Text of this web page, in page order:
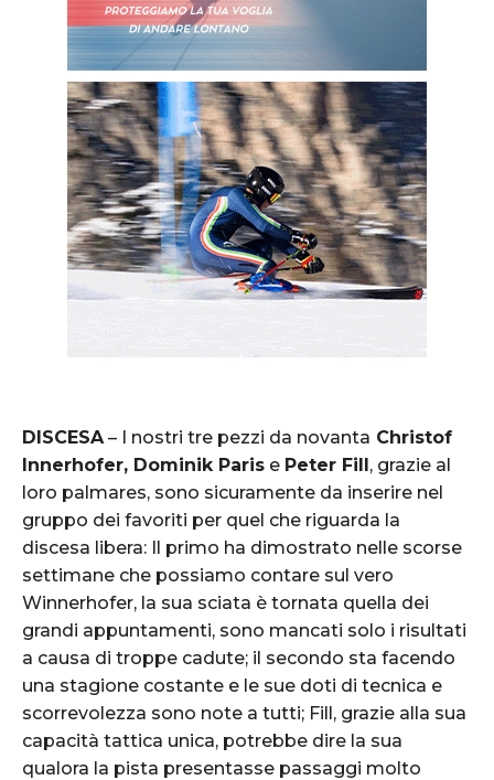
DISCESA– I nostri tre pezzi da novanta Christof
Innerhofer, Dominik Paris e Peter Fill, grazie al
loro palmares, sono sicuramente da inserire nel
gruppo dei favoriti per quel che riguarda la
discesa libera: Il primo ha dimostrato nelle scorse
settimane che possiamo contare sul vero
Winnerhofer, la sua sciata è tornata quella dei
grandi appuntamenti, sono mancati solo i risultati
a causa di troppe cadute; il secondo sta facendo
una stagione costante e le sue doti di tecnica e
scorrevolezza sono note a tutti; Fill, grazie alla sua
capacità tattica unica, potrebbe dire la sua
qualora la pista presentasse passaggi molto